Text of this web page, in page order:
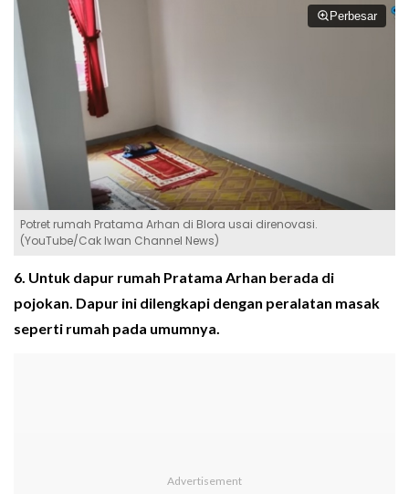
Perbesar
Potret rumah Pratama Arhan di Blora usai direnovasi.
(YouTube/Cak Iwan Channel News)
6. Untuk dapur rumah Pratama Arhan berada di
pojokan. Dapur ini dilengkapi dengan peralatan masak
seperti rumah pada umumnya.